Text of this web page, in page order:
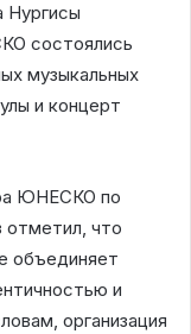
Нургисы
состоялись
музыкальных
и концерт
ЮНЕСКО по
отметил, что
объединяет
и
организация